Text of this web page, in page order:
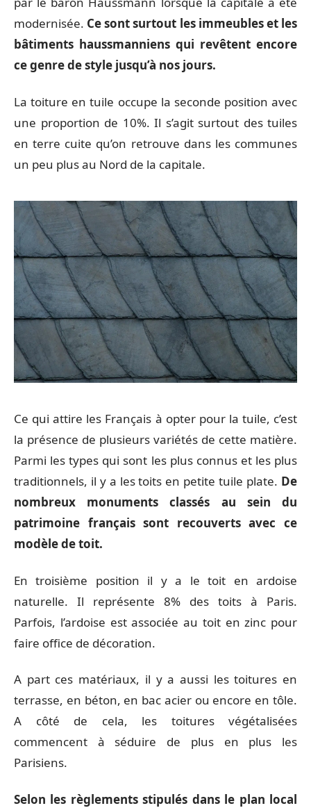
modernisée. Ce sont surtout les immeubles et les
bâtiments haussmanniens qui revêtent encore
ce genre de style jusqu’à nos jours.
La toiture en tuile occupe la seconde position avec
une proportion de 10%. Il s’agit surtout des tuiles
en terre cuite qu’on retrouve dans les communes
un peu plus au Nord de la capitale.
Ce qui attire les Français à opter pour la tuile, c’est
la présence de plusieurs variétés de cette matière.
Parmi les types qui sont les plus connus et les plus
traditionnels, il y a les toits en petite tuile plate. De
nombreux monuments classés au sein du
patrimoine français sont recouverts avec ce
modèle de toit.
En troisième position il y a le toit en ardoise
naturelle. Il représente 8% des toits à Paris.
Parfois, l’ardoise est associée au toit en zinc pour
faire office de décoration.
A part ces matériaux, il y a aussi les toitures en
terrasse, en béton, en bac acier ou encore en tôle.
A côté de cela, les toitures végétalisées
commencent à séduire de plus en plus les
Parisiens.
Selon les règlements stipulés dans le plan local